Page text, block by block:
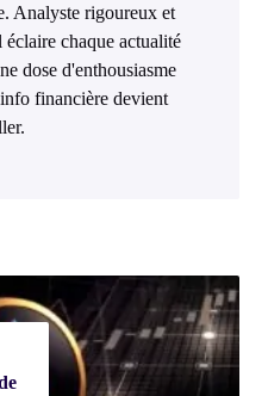
Analyste rigoureux et
chaque actualité
dose d'enthousiasme
financière devient